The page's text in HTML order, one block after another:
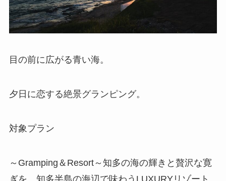
目の前に広がる青い海。
夕日に恋する絶景グランピング。
対象プラン
～Gramping＆Resort～知多の海の輝きと贅沢な寛
ぎを。知多半島の海辺で味わうLUXURYリゾート